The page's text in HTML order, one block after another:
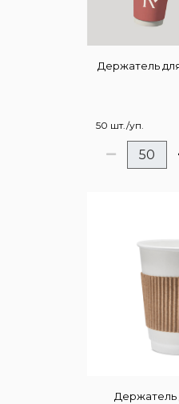
Держатель
50 шт./уп.
Держатель